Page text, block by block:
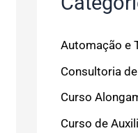
Automação e
Consultoria
Curso
Curso de